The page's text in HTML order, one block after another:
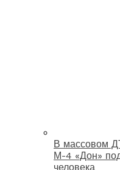
В массовом
М-4 «Дон»
человека